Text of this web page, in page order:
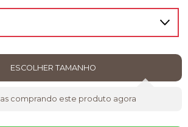
comprando este produto agora